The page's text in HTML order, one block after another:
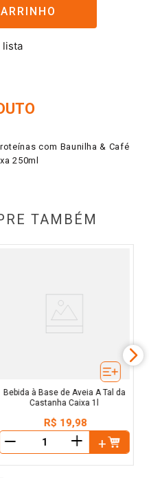
com Baunilha & Café
250ml
TAMBÉM
Bebida à Base de Aveia A Tal da
Castanha Caixa 1l
R$ 19,98
＋